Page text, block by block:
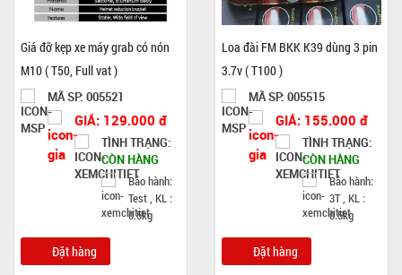
Giá đỡ kẹp xe máy grab có nón
M10 ( T50, Full vat )
MÃ SP: 005521
GIÁ: 129.000 đ
TÌNH TRẠNG:
CÒN HÀNG
Bảo hành:
Test , KL :
0.5kg
Đặt hàng
Loa đài FM BKK K39 dùng 3 pin
3.7v ( T100 )
MÃ SP: 005515
GIÁ: 155.000 đ
TÌNH TRẠNG:
CÒN HÀNG
Bảo hành:
3T , KL :
0.5kg
Đặt hàng